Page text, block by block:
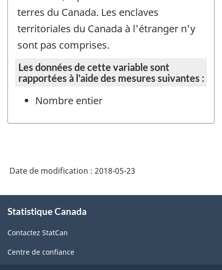
terres du Canada. Les enclaves
territoriales du Canada à l'étranger n'y
sont pas comprises.
Les données de cette variable sont
rapportées à l'aide des mesures suivantes :
Nombre entier
Date de modification : 2018-05-23
propos
ce
site
Statistique Canada
Contactez StatCan
Centre de confiance